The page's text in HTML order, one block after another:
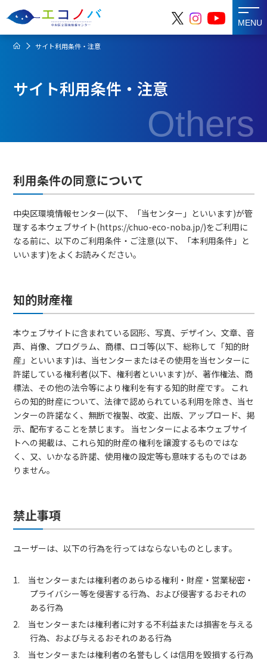
MENU
サイト利用条件・注意
サイト利用条件・注意
Others
利用条件の同意について
中央区環境情報センター(以下、「当センター」といいます)が管
理する本ウェブサイト(https://chuo-eco-noba.jp/)をご利用に
なる前に、以下のご利用条件・ご注意(以下、「本利用条件」と
いいます)をよくお読みください。
知的財産権
本ウェブサイトに含まれている図形、写真、デザイン、文章、音
声、肖像、プログラム、商標、ロゴ等(以下、総称して「知的財
産」といいます)は、当センターまたはその使用を当センターに
許諾している権利者(以下、権利者といいます)が、著作権法、商
標法、その他の法令等により権利を有する知的財産です。 これ
らの知的財産について、法律で認められている利用を除き、当セ
ンターの許諾なく、無断で複製、改変、出版、アップロード、掲
示、配布することを禁じます。 当センターによる本ウェブサイ
トへの掲載は、これら知的財産の権利を譲渡するものではな
く、又、いかなる許諾、使用権の設定等も意味するものではあ
りません。
禁止事項
ユーザーは、以下の行為を行ってはならないものとします。
1. 当センターまたは権利者のあらゆる権利・財産・営業秘密・
プライバシー等を侵害する行為、および侵害するおそれの
ある行為
2. 当センターまたは権利者に対する不利益または損害を与える
行為、および与えるおそれのある行為
3. 当センターまたは権利者の名誉もしくは信用を毀損する行為